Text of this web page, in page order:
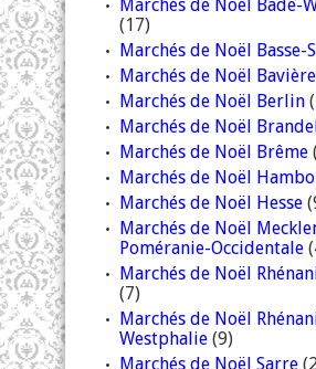
Marchés de Noël Bade-
(17)
Marchés de Noël Basse-
Marchés de Noël Bavière
Marchés de Noël Berlin
Marchés de Noël
Marchés de Noël Brême
Marchés de Noël
Marchés de Noël Hesse
Marchés de Noël
Poméranie-Occidentale
Marchés de Noël
(7)
Marchés de Noël
Westphalie (9)
Marchés de Noël Sarre